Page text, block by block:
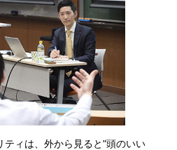
ティは、外から見ると"頭のいい